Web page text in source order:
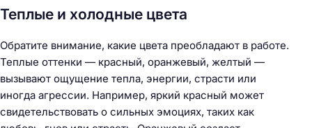
Теплые и холодные цвета
Обратите внимание, какие цвета преобладают в работе.
Теплые оттенки — красный, оранжевый, желтый —
вызывают ощущение тепла, энергии, страсти или
иногда агрессии. Например, яркий красный может
свидетельствовать о сильных эмоциях, таких как